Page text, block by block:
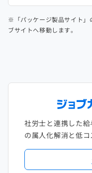
※「パッケージ製品サイト」
ブサイトへ移動します。
社労士と連携した
の属人化解消と低コ